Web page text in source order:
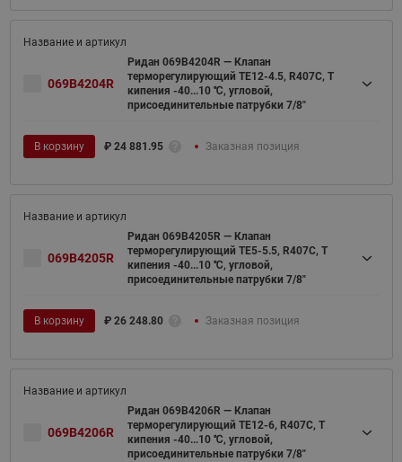
069B4204R
Ридан 069B4204R — Клапан
терморегулирующий TE12-4.5, R407C, T
кипения -40...10 ℃, угловой,
присоединительные патрубки 7/8"
В корзину ₽ 24 881.95 Заказная позиция
069B4205R
Ридан 069B4205R — Клапан
терморегулирующий TE5-5.5, R407C, T
кипения -40...10 ℃, угловой,
присоединительные патрубки 7/8"
В корзину ₽ 26 248.80 Заказная позиция
069B4206R
Ридан 069B4206R — Клапан
терморегулирующий TE12-6, R407C, T
кипения -40...10 ℃, угловой,
присоединительные патрубки 7/8"